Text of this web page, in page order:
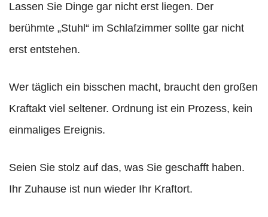
Lassen Sie Dinge gar nicht erst liegen. Der
berühmte „Stuhl“ im Schlafzimmer sollte gar nicht
erst entstehen.
Wer täglich ein bisschen macht, braucht den großen
Kraftakt viel seltener. Ordnung ist ein Prozess, kein
einmaliges Ereignis.
Seien Sie stolz auf das, was Sie geschafft haben.
Ihr Zuhause ist nun wieder Ihr Kraftort.